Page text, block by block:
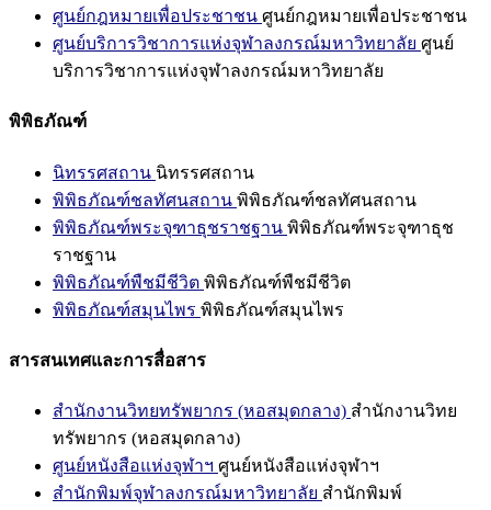
ศูนย์กฎหมายเพื่อประชาชน ศูนย์กฎหมายเพื่อประชาชน
ศูนย์บริการวิชาการแห่งจุฬาลงกรณ์มหาวิทยาลัย ศูนย์
บริการวิชาการแห่งจุฬาลงกรณ์มหาวิทยาลัย
พิพิธภัณฑ์
นิทรรศสถาน นิทรรศสถาน
พิพิธภัณฑ์ชลทัศนสถาน พิพิธภัณฑ์ชลทัศนสถาน
พิพิธภัณฑ์พระจุฑาธุชราชฐาน พิพิธภัณฑ์พระจุฑาธุช
ราชฐาน
พิพิธภัณฑ์พืชมีชีวิต พิพิธภัณฑ์พืชมีชีวิต
พิพิธภัณฑ์สมุนไพร พิพิธภัณฑ์สมุนไพร
สารสนเทศและการสื่อสาร
สำนักงานวิทยทรัพยากร (หอสมุดกลาง) สำนักงานวิทย
ทรัพยากร (หอสมุดกลาง)
ศูนย์หนังสือแห่งจุฬาฯ ศูนย์หนังสือแห่งจุฬาฯ
สำนักพิมพ์จุฬาลงกรณ์มหาวิทยาลัย สำนักพิมพ์